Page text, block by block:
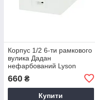
Корпус 1/2 6-ти рамкового
вулика Дадан
нефарбований Lyson
660 ₴
Купити